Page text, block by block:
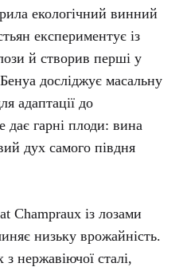
екологічний винний
експериментує із
й створив перші у
досліджує масальну
адаптації до
дає гарні плоди: вина
дух самого півдня
Champraux із лозами
низьку врожайність.
з нержавіючої сталі,